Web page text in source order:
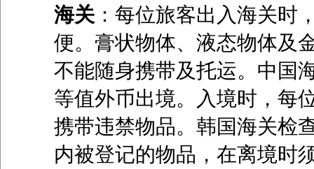
海关：每位旅客出入海关时
便。膏状物体、液态物体及
不能随身携带及托运。中国
等值外币出境。入境时，每
携带违禁物品。韩国海关检
内被登记的物品，在离境时